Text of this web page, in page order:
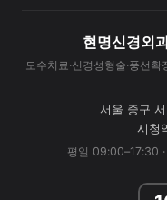
현명신경외
도수치료·신경성형술·풍선확
서울 중구
시청
평일 09:00–17:30